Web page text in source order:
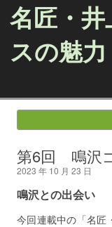
名匠・
スの魅力
第6回 鳴沢
2023 年 10 月 23 日
鳴沢との出会い
今回連載中の「名匠